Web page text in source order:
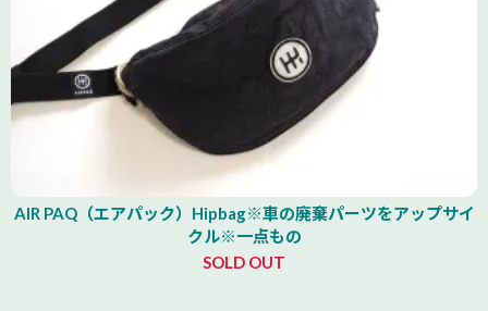
AIR PAQ（エアパック）Hipbag※車の廃棄パーツをアップサイ
クル※一点もの
SOLD OUT